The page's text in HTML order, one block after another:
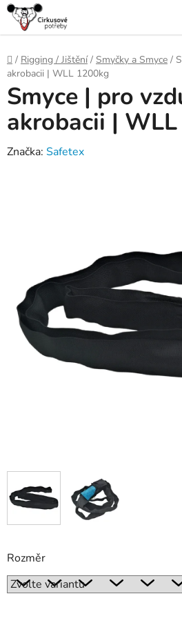
Přejít
obsah
Domů
/ Rigging / Jištění / Smyčky a Smyce /
akrobacii | WLL 1200kg
Rozměr
Smyce | pro
akrobacii |
Značka: Safetex